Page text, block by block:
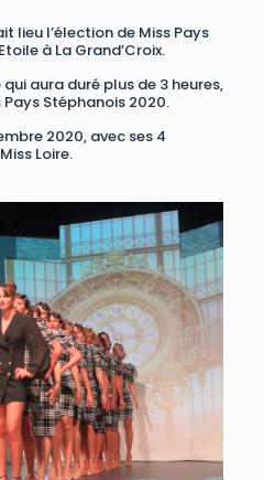
lieu l’élection de Miss Pays
à La Grand’Croix.
aura duré plus de 3 heures,
Stéphanois 2020.
2020, avec ses 4
Loire.